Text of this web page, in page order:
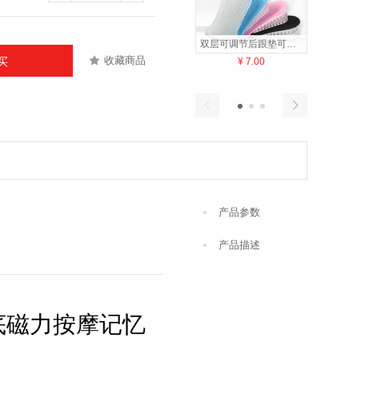
收藏商品
双层可调节后跟垫可垫1-4层耐磨舒适便捷多色搭配批发柔软减震缓释TPR硅胶不易变形有弹性
¥ 7.00
力按摩记忆
产品参数
产品描述